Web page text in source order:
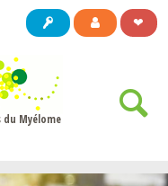
❤
du Myélome